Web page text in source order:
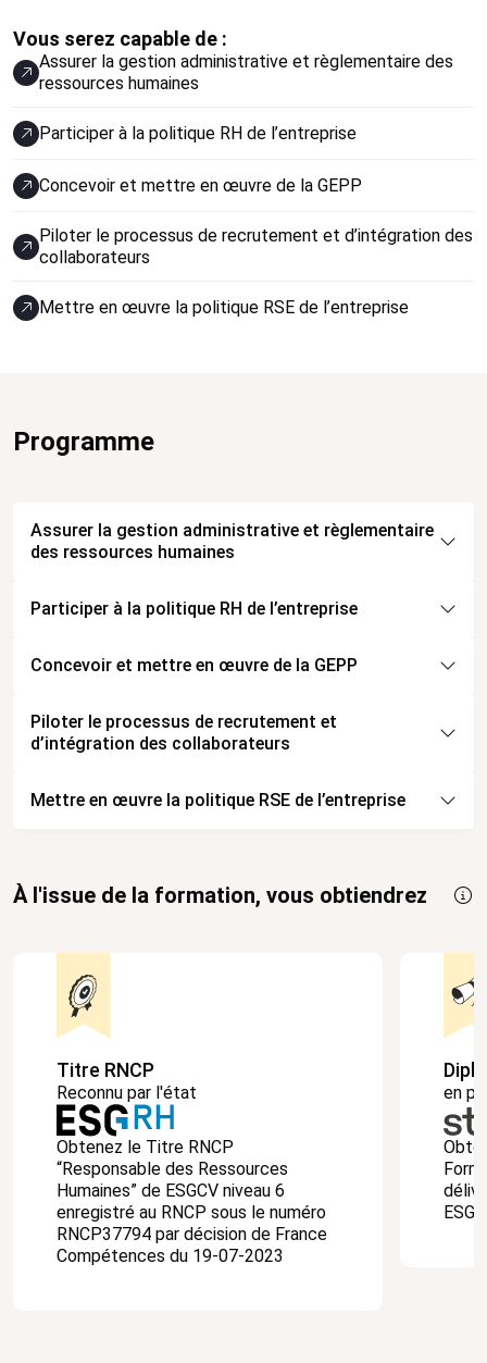
Vous serez capable de :
Assurer la gestion administrative et règlementaire des
ressources humaines
Participer à la politique RH de l’entreprise
Concevoir et mettre en œuvre de la GEPP
Piloter le processus de recrutement et d’intégration des
collaborateurs
Mettre en œuvre la politique RSE de l’entreprise
Programme
Assurer la gestion administrative et règlementaire
des ressources humaines
Participer à la politique RH de l’entreprise
Concevoir et mettre en œuvre de la GEPP
Piloter le processus de recrutement et
d’intégration des collaborateurs
Mettre en œuvre la politique RSE de l’entreprise
À l'issue de la formation, vous obtiendrez
Titre RNCP
Reconnu par l'état
Obtenez le Titre RNCP
“Responsable des Ressources
Humaines” de ESGCV niveau 6
enregistré au RNCP sous le numéro
RNCP37794 par décision de France
Compétences du 19-07-2023
en
ESG